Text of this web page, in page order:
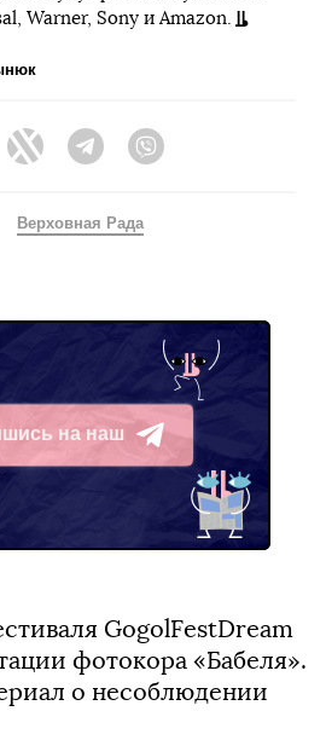
Warner, Sony и Amazon.
Twitter Telegram
Верховная Рада
на наш
GogolFestDream
фотокора «Бабеля».
о несоблюдении